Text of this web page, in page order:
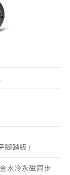
腳踏版」
水冷永磁同步